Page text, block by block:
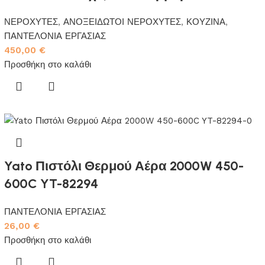
ΝΕΡΟΧΥΤΕΣ, ΑΝΟΞΕΙΔΩΤΟΙ ΝΕΡΟΧΥΤΕΣ, ΚΟΥΖΙΝΑ,
ΠΑΝΤΕΛΟΝΙΑ ΕΡΓΑΣΙΑΣ
450,00 €
Προσθήκη στο καλάθι
Yato Πιστόλι Θερμού Αέρα 2000W 450-
600C YT-82294
ΠΑΝΤΕΛΟΝΙΑ ΕΡΓΑΣΙΑΣ
26,00 €
Προσθήκη στο καλάθι